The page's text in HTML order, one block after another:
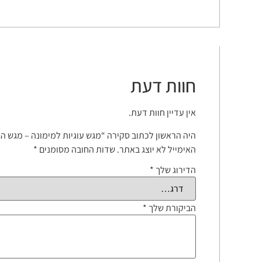
חוות דעת
אין עדיין חוות דעת.
היה הראשון לכתוב סקירה “מגש עוגיות למימונה – מגש
האימייל לא יוצג באתר.שדות החובה מסומנים *
הדירוג שלך *
הביקורת שלך *